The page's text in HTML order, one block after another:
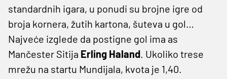
standardnih igara, u ponudi su brojne igre od
broja kornera, žutih kartona, šuteva u gol…
Najveće izglede da postigne gol ima as
Mančester Sitija Erling Haland. Ukoliko trese
mrežu na startu Mundijala, kvota je 1,40.